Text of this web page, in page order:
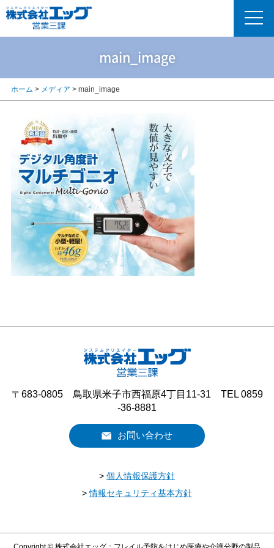
main_image
ホーム > メディア > main_image
〒683-0805 鳥取県米子市西福原4丁目11-31 TEL 0859
-36-8881
お問い合わせ
> 個人情報保護方針
>情報セキュリティ基本方針